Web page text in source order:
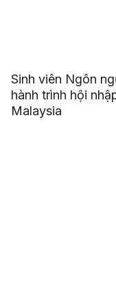
Sinh viên Ngôn
hành trình hội
Malaysia